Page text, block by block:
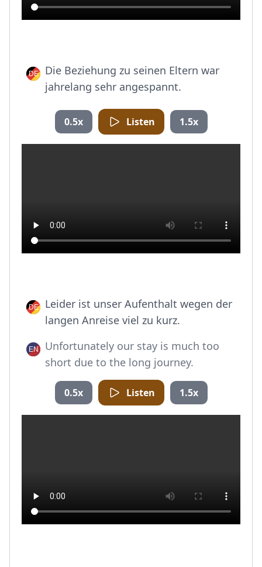
Die Beziehung zu seinen Eltern war
jahrelang sehr angespannt.
0.5x Listen 1.5x
Leider ist unser Aufenthalt wegen der
langen Anreise viel zu kurz.
Unfortunately our stay is much too
short due to the long journey.
0.5x Listen 1.5x